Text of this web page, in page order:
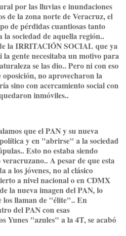
por las lluvias e inundaciones
de la zona norte de Veracruz, el
de pérdidas cuantiosas tanto
sociedad de aquella región..
la IRRITACIÓN SOCIAL que ya
gente necesitaba un motivo para
se las dio.. Pero ni con eso
no aprovecharon la
sino con acercamiento social con
inmóviles..
que el PAN y su nueva
y en "abrirse" a la sociedad
Esto no estaba siendo
A pesar de que esta
a los jóvenes, no al clásico
a nivel nacional o en CDMX
la nueva imagen del PAN, lo
los llaman de "élite".. En
del PAN con esas
Yunes "azules" a la 4T, se acabó